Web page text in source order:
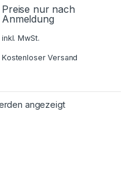
Preise nur nach
Anmeldung
inkl. MwSt.
Kostenloser Versand
angezeigt